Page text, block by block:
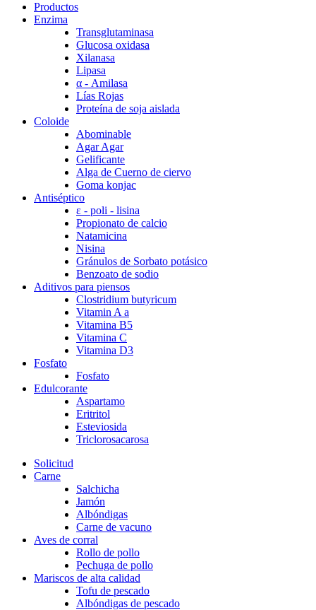
Productos
Enzima
Transglutaminasa
Glucosa oxidasa
Xilanasa
Lipasa
α - Amilasa
Lías Rojas
Proteína de soja aislada
Coloide
Abominable
Agar Agar
Gelificante
Alga de Cuerno de ciervo
Goma konjac
Antiséptico
ε - poli - lisina
Propionato de calcio
Natamicina
Nisina
Gránulos de Sorbato potásico
Benzoato de sodio
Aditivos para piensos
Clostridium butyricum
Vitamin A a
Vitamina B5
Vitamina C
Vitamina D3
Fosfato
Fosfato
Edulcorante
Aspartamo
Eritritol
Esteviosida
Triclorosacarosa
Solicitud
Carne
Salchicha
Jamón
Albóndigas
Carne de vacuno
Aves de corral
Rollo de pollo
Pechuga de pollo
Mariscos de alta calidad
Tofu de pescado
Albóndigas de pescado